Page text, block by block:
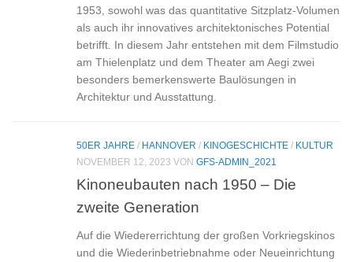
1953, sowohl was das quantitative Sitzplatz-Volumen
als auch ihr innovatives architektonisches Potential
betrifft. In diesem Jahr entstehen mit dem Filmstudio
am Thielenplatz und dem Theater am Aegi zwei
besonders bemerkenswerte Baulösungen in
Architektur und Ausstattung.
50ER JAHRE / HANNOVER / KINOGESCHICHTE / KULTUR
NOVEMBER 12, 2023 VON GFS-ADMIN_2021
Kinoneubauten nach 1950 – Die
zweite Generation
Auf die Wiedererrichtung der großen Vorkriegskinos
und die Wiederinbetriebnahme oder Neueinrichtung